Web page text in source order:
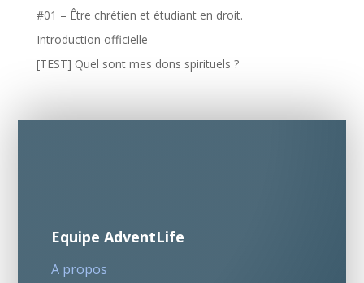
#01 – Être chrétien et étudiant en droit.
Introduction officielle
[TEST] Quel sont mes dons spirituels ?
Equipe AdventLife
A propos